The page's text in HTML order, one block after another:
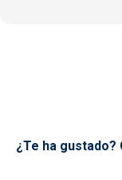
¿Te ha gustado?